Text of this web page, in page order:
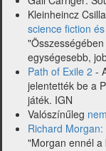
Kleinheincz
science fiction
egységesebb,
Path of Exile 2 -
jelentették be a
játék. IGN
Valószínűleg
Richard
"Morgan ennél a